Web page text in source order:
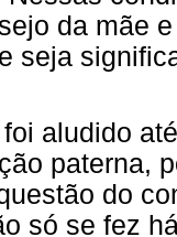
da mãe
seja
aludido
paterna,
do
só se fez